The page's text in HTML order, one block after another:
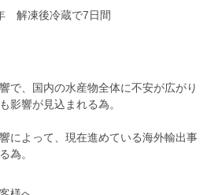
解凍後冷蔵で7日間
で、国内の水産物全体に不安が広がり
影響が見込まれる為。
によって、現在進めている海外輸出事
為。